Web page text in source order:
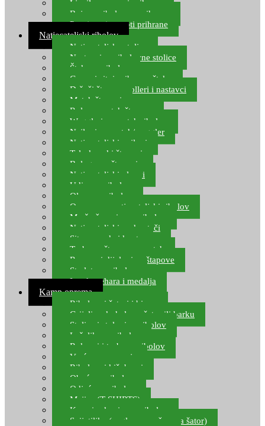
Ljepilo za crve i prihranu
Boje za ribolovnu prihranu
Provjereni recepti prihrane
Natjecateljski ribolov
Natjecateljske stolice
Nastavci za ribolovne stolice
Šteke za ribolov
Gume i sitni pribor za šteku
Držači štapova rolleri i nastavci
Match štapovi
Role za match štapove
Waggleri za match ribolov
Najloni za match/waggler
Natjecateljski najloni
Teleskopski štapovi
Bolognese štapovi
Natjecateljski plovci
Udice za ribolov
Olovo za ribolov
Oprema za natjecateljski ribolov
Mreže čuvarice za ribolov
Natjecateljski podmetači
Sito, posude i kante
Torbe za štapove – match
Rezervni dijelovi za štapove
Starlete za ribolov
Izrada pehara i medalja
Kamp oprema
Ribolovni šatori i bivvy
Grijalice, kuhala za šator ili barku
Stolice i stolovi za ribolov
Ležaljke za ribolov
Ruksaci i torbe za ribolov
Vreće za spavanje
Ribolovni kišobrani
Obuća za ribolov
Odjeća za ribolov
Majice (T-SHIRTS)
Kape i rukavice za ribolov
Svijetiljke (naglavne, ručne, za šator)